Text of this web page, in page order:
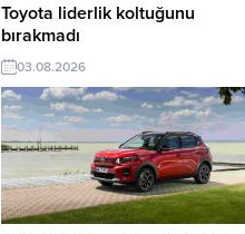
Toyota liderlik koltuğunu
bırakmadı
03.08.2026